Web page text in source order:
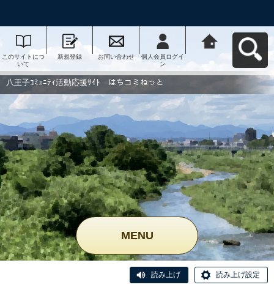
このサイトにつ
いて
新規登録 お問い合わせ
個人会員ログイ
ン
動応援ｻｲﾄ はち
コミねっとへ戻
八王子ｺﾐｭﾆﾃｨ活動応援ｻｲﾄ はちコミねっと
MENU
読み上げ 読み上げ設定